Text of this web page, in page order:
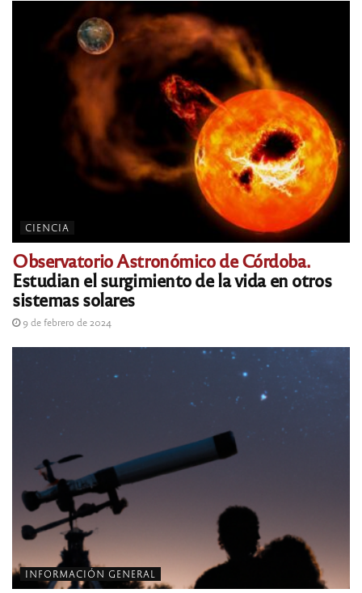
CIENCIA
Observatorio Astronómico de Córdoba.
Estudian el surgimiento de la vida en otros
sistemas solares
9 de febrero de 2024
INFORMACIÓN GENERAL